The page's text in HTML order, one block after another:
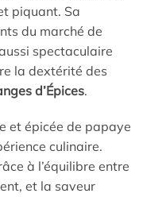
piquant. Sa
du marché de
spectaculaire
la dextérité des
d’Épices.
et épicée de papaye
culinaire.
à l’équilibre entre
et la saveur